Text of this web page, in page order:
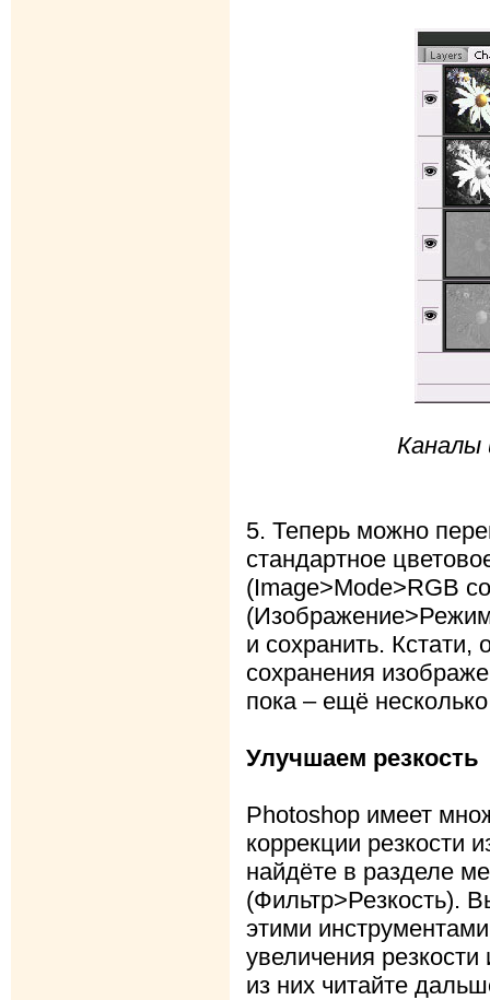
Каналы
5. Теперь можно
стандартное
(Image>Mode>RGB
и сохранить.
сохранения
пока – ещё
Улучшаем резкость
Photoshop имеет
коррекции резкости
найдёте в разделе
(Фильтр>Резкость).
этими
увеличения
из них читайте